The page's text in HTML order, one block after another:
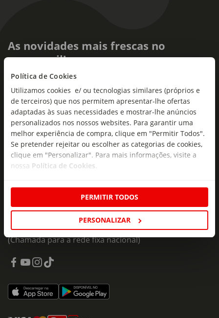
Política de Cookies
Utilizamos cookies e/ ou tecnologias similares (próprios e
de terceiros) que nos permitem apresentar-lhe ofertas
adaptadas às suas necessidades e mostrar-lhe anúncios
personalizados nos nossos websites. Para garantir uma
melhor experiência de compra, clique em "Permitir Todos".
Se pretender rejeitar ou escolher as categorias de cookies,
clique em "Personalizar". Para mais informações, visite a
nossa Política de Cookies.
PERMITIR TODOS
PERSONALIZAR
As novidades mais frescas no
seu e-mail!
Subscreva e descubra campanhas exclusivas,
ofertas e novidades para si.
Insira o seu e-
mail
Subscrever
Formulário de Contacto
218 247 247
(Chamada para a rede fixa nacional)